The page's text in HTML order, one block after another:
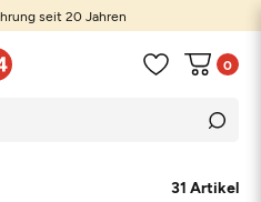
seit 20 Jahren
0
31 Artikel